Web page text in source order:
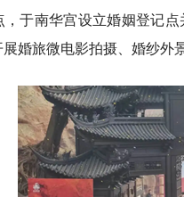
，于南华宫设立婚姻登记
婚旅微电影拍摄、婚纱外